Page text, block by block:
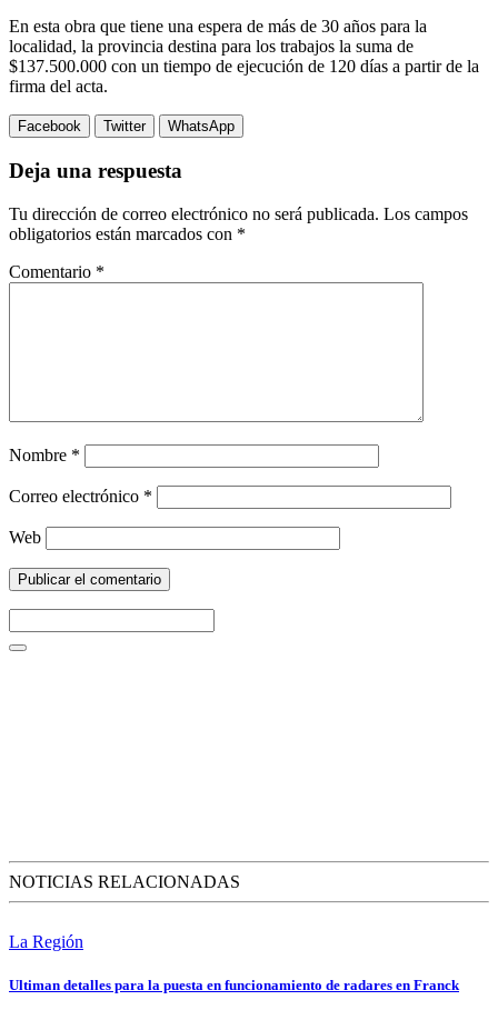
En esta obra que tiene una espera de más de 30 años para la
localidad, la provincia destina para los trabajos la suma de
$137.500.000 con un tiempo de ejecución de 120 días a partir de la
firma del acta.
Facebook Twitter WhatsApp
Deja una respuesta
Tu dirección de correo electrónico no será publicada. Los campos
obligatorios están marcados con *
Comentario *
Nombre *
Correo electrónico *
Web
NOTICIAS RELACIONADAS
La Región
Ultiman detalles para la puesta en funcionamiento de radares en Franck